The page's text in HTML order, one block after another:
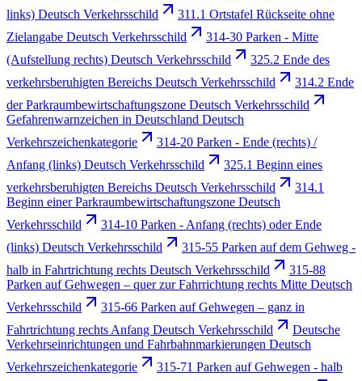
links) Deutsch Verkehrsschild
311.1 Ortstafel Rückseite ohne
Zielangabe Deutsch Verkehrsschild
314-30 Parken - Mitte
(Aufstellung rechts) Deutsch Verkehrsschild
325.2 Ende des
verkehrsberuhigten Bereichs Deutsch Verkehrsschild
314.2 Ende
der Parkraumbewirtschaftungszone Deutsch Verkehrsschild
Gefahrenwarnzeichen in Deutschland Deutsch
Verkehrszeichenkategorie
314-20 Parken - Ende (rechts) /
Anfang (links) Deutsch Verkehrsschild
325.1 Beginn eines
verkehrsberuhigten Bereichs Deutsch Verkehrsschild
314.1
Beginn einer Parkraumbewirtschaftungszone Deutsch
Verkehrsschild
314-10 Parken - Anfang (rechts) oder Ende
(links) Deutsch Verkehrsschild
315-55 Parken auf dem Gehweg -
halb in Fahrtrichtung rechts Deutsch Verkehrsschild
315-88
Parken auf Gehwegen – quer zur Fahrrichtung rechts Mitte Deutsch
Verkehrsschild
315-66 Parken auf Gehwegen – ganz in
Fahrtrichtung rechts Anfang Deutsch Verkehrsschild
Deutsche
Verkehrseinrichtungen und Fahrbahnmarkierungen Deutsch
Verkehrszeichenkategorie
315-71 Parken auf Gehwegen - halb